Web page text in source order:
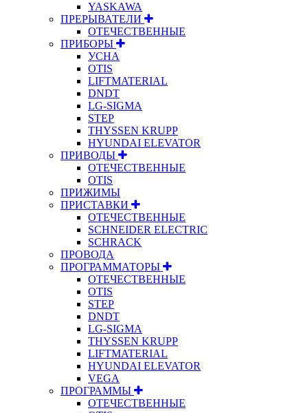
YASKAWA
ПРЕРЫВАТЕЛИ
ОТЕЧЕСТВЕННЫЕ
ПРИБОРЫ
УСНА
OTIS
LIFTMATERIAL
DNDT
LG-SIGMA
STEP
THYSSEN KRUPP
HYUNDAI ELEVATOR
ПРИВОДЫ
ОТЕЧЕСТВЕННЫЕ
OTIS
ПРИЖИМЫ
ПРИСТАВКИ
ОТЕЧЕСТВЕННЫЕ
SCHNEIDER ELECTRIC
SCHRACK
ПРОВОДА
ПРОГРАММАТОРЫ
ОТЕЧЕСТВЕННЫЕ
OTIS
STEP
DNDT
LG-SIGMA
THYSSEN KRUPP
LIFTMATERIAL
HYUNDAI ELEVATOR
VEGA
ПРОГРАММЫ
ОТЕЧЕСТВЕННЫЕ